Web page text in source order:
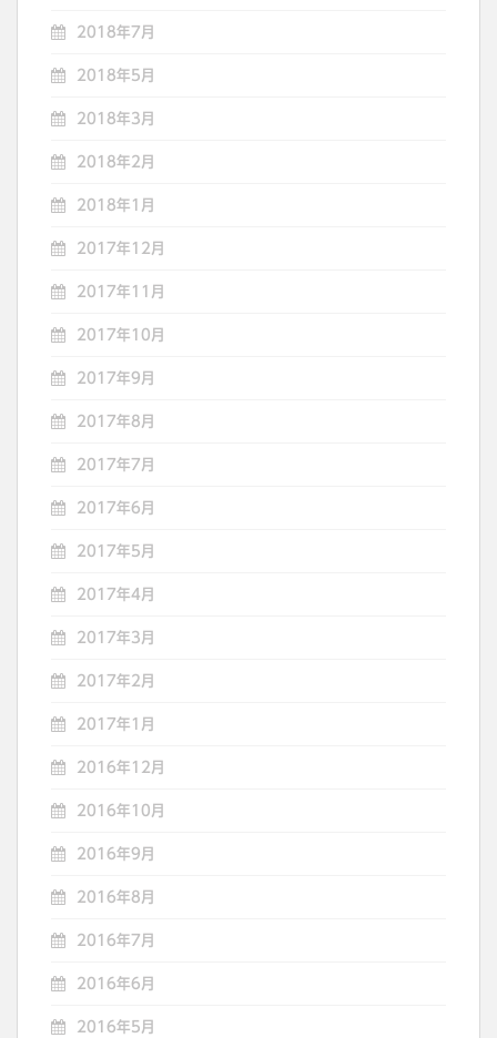
2018年7月
2018年5月
2018年3月
2018年2月
2018年1月
2017年12月
2017年11月
2017年10月
2017年9月
2017年8月
2017年7月
2017年6月
2017年5月
2017年4月
2017年3月
2017年2月
2017年1月
2016年12月
2016年10月
2016年9月
2016年8月
2016年7月
2016年6月
2016年5月